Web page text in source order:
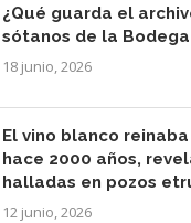
¿Qué guarda el
sótanos de la Bodega
18 junio, 2026
El vino blanco
hace 2000 años,
halladas en pozos
12 junio, 2026